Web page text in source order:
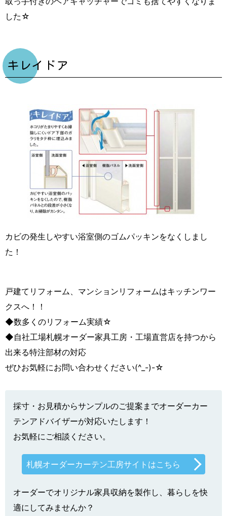
した☆
キレイドア
カビの発生しやすい浴室側のゴムパッキンをなくしまし
た！
戸建てリフォーム、マンションリフォームはキッチンワー
クスへ！！
◆数多くのリフォーム実績☆
◆自社工場札幌オーダー家具工房・工場直営店を持つから
出来る特注部材の対応
ぜひお気軽にお問い合わせください(^_-)-☆
採寸・お見積からサンプルのご提案までオーダーカー
テンアドバイザーが対応いたします！
お気軽にご相談ください。
札幌オーダーカーテン工房サイトはこちら
オーダーでオリジナル家具収納を製作し、暮らしを快
適にしてみませんか？